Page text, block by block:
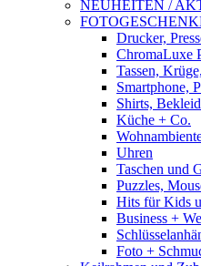
NEUHEITEN /
Drucker,
ChromaLuxe
Tassen,
Smartphone,
Shirts,
Küche + Co.
Uhren
Taschen und
Puzzles,
Hits für Kids
Business +
Foto +